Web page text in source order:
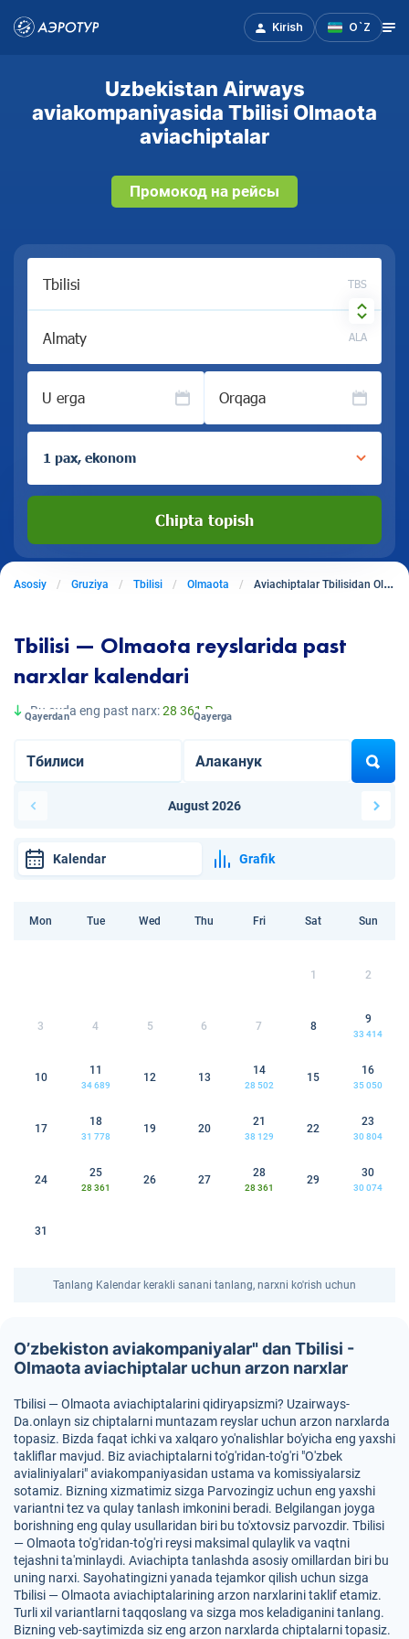
Kirish O`Z
Uzbekistan Airways
aviakompaniyasida Tbilisi Olmaota
aviachiptalar
Промокод на рейсы
TBS
ALA
U erga Orqaga
1 pax, ekonom
Chipta topish
Asosiy Gruziya Tbilisi Olmaota Aviachiptalar Tbilisidan Olmaotaga
Tbilisi — Olmaota reyslarida past
narxlar kalendari
Bu oyda eng past narx:28 361 ₽
Qayerdan Qayerga
August 2026
Kalendar Grafik
Mon Tue Wed Thu Fri Sat Sun
1 2
3 4 5 6 7 8
9
33 414
10
11
34 689
12 13
14
28 502
15
16
35 050
17
18
31 778
19 20
21
38 129
22
23
30 804
24
25
28 361
26 27
28
28 361
29
30
30 074
31
Tanlang Kalendar kerakli sanani tanlang, narxni ko'rish uchun
O’zbekiston aviakompaniyalar" dan Tbilisi -
Olmaota aviachiptalar uchun arzon narxlar
Tbilisi — Olmaota aviachiptalarini qidiryapsizmi? Uzairways-
Da.onlayn siz chiptalarni muntazam reyslar uchun arzon narxlarda
topasiz. Bizda faqat ichki va xalqaro yo'nalishlar bo'yicha eng yaxshi
takliflar mavjud. Biz aviachiptalarni to'g'ridan-to'g'ri "O'zbek
avialiniyalari" aviakompaniyasidan ustama va komissiyalarsiz
sotamiz. Bizning xizmatimiz sizga Parvozingiz uchun eng yaxshi
variantni tez va qulay tanlash imkonini beradi. Belgilangan joyga
borishning eng qulay usullaridan biri bu to'xtovsiz parvozdir. Tbilisi
— Olmaota to'g'ridan-to'g'ri reysi maksimal qulaylik va vaqtni
tejashni ta'minlaydi. Aviachipta tanlashda asosiy omillardan biri bu
uning narxi. Sayohatingizni yanada tejamkor qilish uchun sizga
Tbilisi — Olmaota aviachiptalarining arzon narxlarini taklif etamiz.
Turli xil variantlarni taqqoslang va sizga mos keladiganini tanlang.
Bizning veb-saytimizda siz eng arzon narxlarda chiptalarni topasiz.